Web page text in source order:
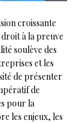
croissante
à la preuve
soulève des
et les
de présenter
de
pour la
les enjeux, les